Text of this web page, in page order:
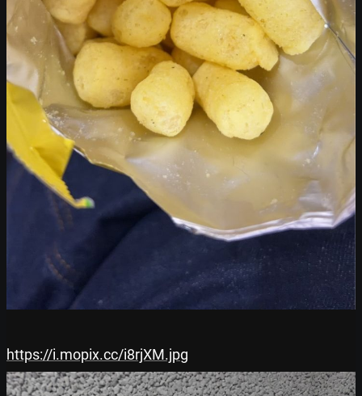
https://i.mopix.cc/i8rjXM.jpg